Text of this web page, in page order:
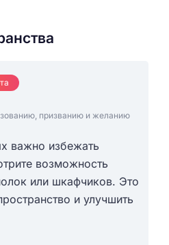
призванию и желанию
важно избежать
возможность
или шкафчиков. Это
и улучшить